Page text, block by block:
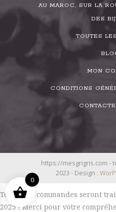
AU MAROC, SUR LA
DES
TOUTES
MON
CONDITIONS
https://mesgrigris.com -
2023 - Design :
Toutes les commandes seront
2025 ! Merci pour votre
0